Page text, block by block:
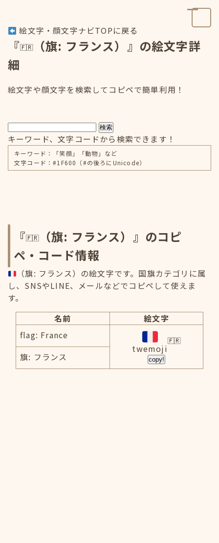
絵文字・顔文字ナビTOPに戻る
『
（旗: フランス）』の絵文字詳
細
絵文字や顔文字を検索してコピペで簡単利用！
検索
キーワード、文字コードから検索できます！
キーワード：「笑顔」「動物」など
文字コード：#1F600（#の後ろにUnicode）
『
（旗: フランス）』のコピ
ペ・コード情報
（旗: フランス）の絵文字です。国旗カテゴリに属
し、SNSやLINE、メールなどでコピペして使えま
す。
名前
絵文字
flag: France
twemoji
copy!
旗: フランス